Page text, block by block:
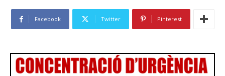
Facebook Twitter Pinterest